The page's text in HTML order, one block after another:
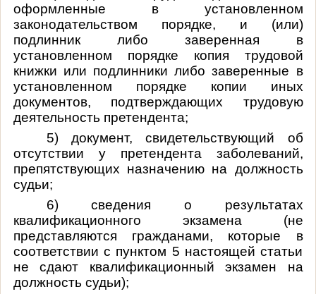
оформленные в установленном
законодательством порядке, и (или)
подлинник либо заверенная в
установленном порядке копия трудовой
книжки или подлинники либо заверенные в
установленном порядке копии иных
документов, подтверждающих трудовую
деятельность претендента;
5) документ, свидетельствующий об
отсутствии у претендента заболеваний,
препятствующих назначению на должность
судьи;
6) сведения о результатах
квалификационного экзамена (не
представляются гражданами, которые в
соответствии с пунктом 5 настоящей статьи
не сдают квалификационный экзамен на
должность судьи);